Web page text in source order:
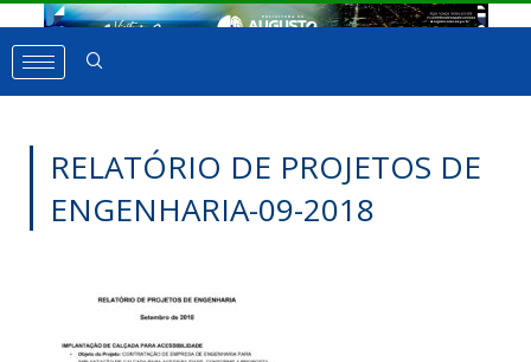
RELATÓRIO DE PROJETOS DE
ENGENHARIA-09-2018